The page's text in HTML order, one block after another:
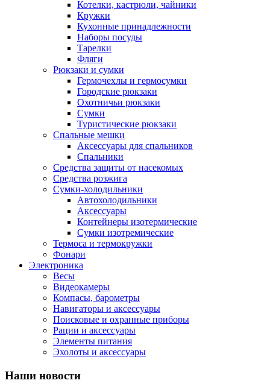
Котелки, кастрюли, чайники
Кружки
Кухонные принадлежности
Наборы посуды
Тарелки
Фляги
Рюкзаки и сумки
Гермочехлы и гермосумки
Городские рюкзаки
Охотничьи рюкзаки
Сумки
Туристические рюкзаки
Спальные мешки
Аксессуары для спальников
Спальники
Средства защиты от насекомых
Средства розжига
Сумки-холодильники
Автохолодильники
Аксессуары
Контейнеры изотермические
Сумки изотремические
Термоса и термокружки
Фонари
Электроника
Весы
Видеокамеры
Компасы, барометры
Навигаторы и аксессуары
Поисковые и охранные приборы
Рации и аксессуары
Элементы питания
Эхолоты и аксессуары
Наши новости